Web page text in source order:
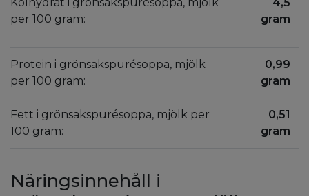
per 100 gram:
gram
Protein i grönsakspurésoppa, mjölk
per 100 gram:
0,99
gram
Fett i grönsakspurésoppa, mjölk per
100 gram:
0,51
gram
Näringsinnehåll i